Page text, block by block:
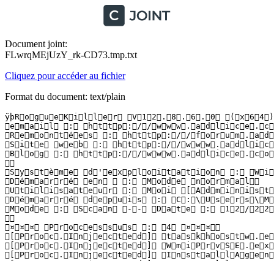
Document joint:
FLwrqMEjUzY_rk-CD73.tmp.txt
Cliquez pour accéder au fichier
Format du document: text/plain
ÿþR o g u e K i l l e r   V 1 2 . 8 . 6 . 0 
 e m a i l   :   h t t p : / /
 R e m o n t é e s   :   h t t p : / /
 S i t e   w e b   :   h t t p : / /
 B l o g   :   h t t p : / /
  
 S y s t è m e   d ' e x p l o i t a t i o n   : 
 D é m a r r é   e n     :   M o d e   n o r m a l  
 U t i l i s a t e u r   :   M o i 
 D é m a r r é   d e p u i s   : 
 M o d e   :   S c a n   - -   D a t e   :   1 2 /
  
 ¤ ¤ ¤   P r o c e s s u s   :   4   ¤ ¤ ¤  
 [ P r o c . I n j e c t e d ] 
 [ P r o c . I n j e c t e d ] 
 [ P r o c . I n j e c t e d ] 